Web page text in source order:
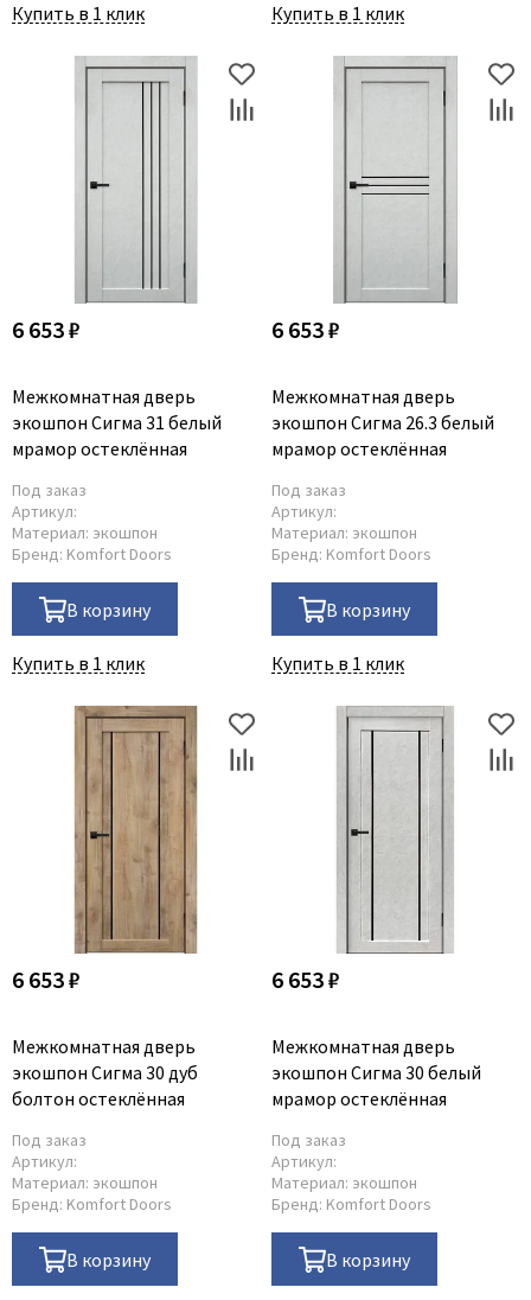
Купить в 1 клик Купить в 1 клик
6 653 ₽
Межкомнатная дверь
экошпон Сигма 31 белый
мрамор остеклённая
Под заказ
Артикул:
Материал: экошпон
Бренд: Komfort Doors
В корзину
Купить в 1 клик
6 653 ₽
Межкомнатная дверь
экошпон Сигма 26.3 белый
мрамор остеклённая
Под заказ
Артикул:
Материал: экошпон
Бренд: Komfort Doors
В корзину
Купить в 1 клик
6 653 ₽
Межкомнатная дверь
экошпон Сигма 30 дуб
болтон остеклённая
Под заказ
Артикул:
Материал: экошпон
Бренд: Komfort Doors
В корзину
6 653 ₽
Межкомнатная дверь
экошпон Сигма 30 белый
мрамор остеклённая
Под заказ
Артикул:
Материал: экошпон
Бренд: Komfort Doors
В корзину